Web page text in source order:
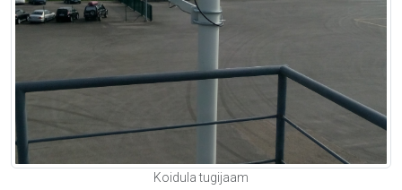
Koidula tugijaam